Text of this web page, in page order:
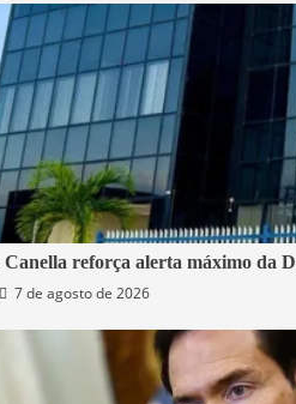
reforça alerta máximo da
7 de agosto de 2026